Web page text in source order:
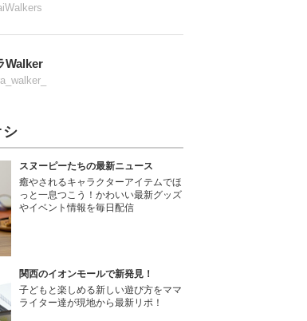
Walker
シ
スヌーピーたちの最新ニュース
癒やされるキャラクターアイテムでほ
っと一息つこう！かわいい最新グッズ
やイベント情報を毎日配信
関西のイオンモールで新発見！
子どもと楽しめる新しい遊び方をママ
ライター達が現地から最新リポ！